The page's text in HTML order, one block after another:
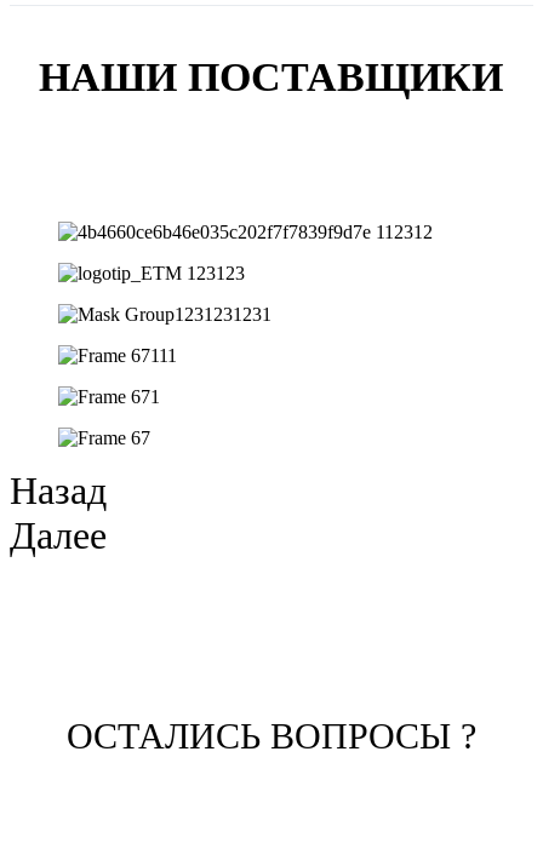
НАШИ ПОСТАВЩИКИ
Назад
Далее
ОСТАЛИСЬ ВОПРОСЫ ?